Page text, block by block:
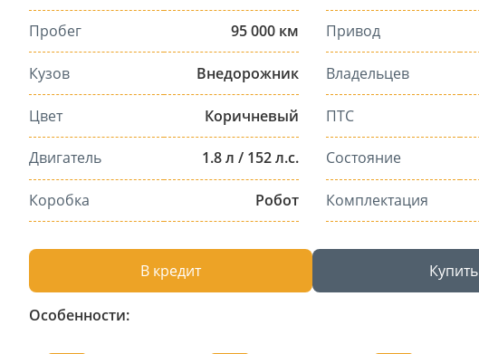
Пробег 95 000 км
Кузов Внедорожник
Цвет Коричневый
Двигатель 1.8 л / 152 л.с.
Коробка Робот
Привод
Владельцев
ПТС
Состояние
Комплектация
В кредит Купить
Особенности: